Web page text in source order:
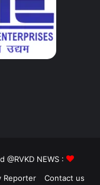
NEWS :
Reporter Contact us